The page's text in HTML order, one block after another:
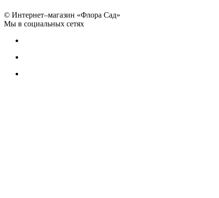
© Интернет–магазин «Флора Сад»
Мы в социальных сетях